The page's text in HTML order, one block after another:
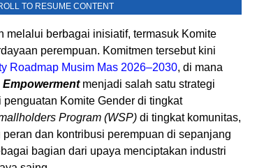
TO RESUME CONTENT
melalui berbagai inisiatif, termasuk Komite
perempuan. Komitmen tersebut kini
Roadmap Musim Mas 2026–2030, di mana
menjadi salah satu strategi
Komite Gender di tingkat
Program (WSP) di tingkat komunitas,
dan kontribusi perempuan di sepanjang
bagian dari upaya menciptakan industri